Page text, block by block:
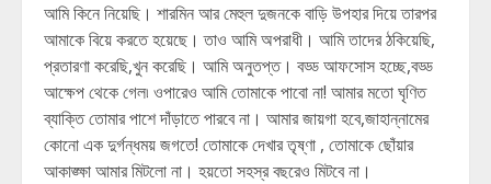
আমি কিনে নিয়েছি। শারমিন আর মেহুল দুজনকে বাড়ি উপহার দিয়ে তারপর
আমাকে বিয়ে করতে হয়েছে। তাও আমি অপরাধী। আমি তাদের ঠকিয়েছি,
প্রতারণা করেছি,খুন করেছি। আমি অনুতপ্ত। বড্ড আফসোস হচ্ছে,বড্ড
আক্ষেপ থেকে গেল৷ ওপারেও আমি তোমাকে পাবো না! আমার মতো ঘৃণিত
ব্যাক্তি তোমার পাশে দাঁড়াতে পারবে না। আমার জায়গা হবে,জাহান্নামের
কোনো এক দুর্গন্ধময় জগতে! তোমাকে দেখার তৃষ্ণা , তোমাকে ছোঁয়ার
আকাঙ্ক্ষা আমার মিটলো না। হয়তো সহস্র বছরেও মিটবে না।